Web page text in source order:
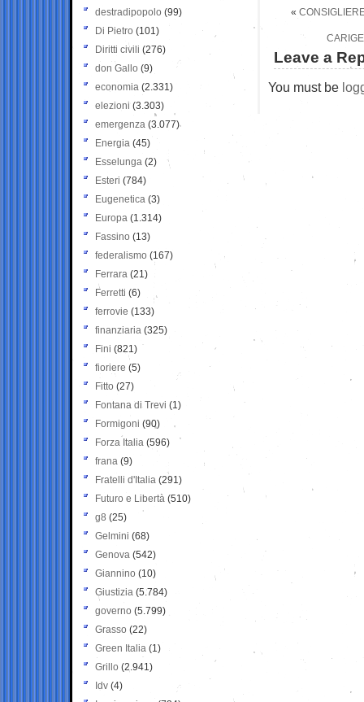
«
Leave a
You must be
destradipopolo (99)
Di Pietro (101)
Diritti civili (276)
don Gallo (9)
economia (2.331)
elezioni (3.303)
emergenza (3.077)
Energia (45)
Esselunga (2)
Esteri (784)
Eugenetica (3)
Europa (1.314)
Fassino (13)
federalismo (167)
Ferrara (21)
Ferretti (6)
ferrovie (133)
finanziaria (325)
Fini (821)
fioriere (5)
Fitto (27)
Fontana di Trevi (1)
Formigoni (90)
Forza Italia (596)
frana (9)
Fratelli d'Italia (291)
Futuro e Libertà (510)
g8 (25)
Gelmini (68)
Genova (542)
Giannino (10)
Giustizia (5.784)
governo (5.799)
Grasso (22)
Green Italia (1)
Grillo (2.941)
Idv (4)